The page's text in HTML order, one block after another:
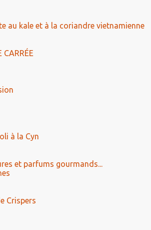
au kale et à la coriandre vietnamienne
CARRÉE
à la Cyn
et parfums gourmands...
Crispers